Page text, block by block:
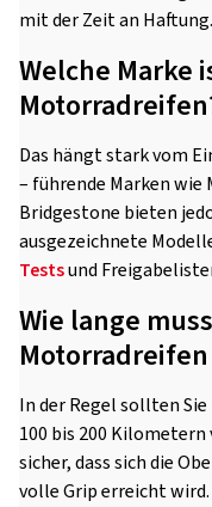
mit der Zeit an Haftung.
Welche Marke
Das hängt stark vom
– führende Marken
Bridgestone bieten
ausgezeichnete
Testsund
Wie lange
In der Regel sollten
100 bis 200
sicher, dass sich die
volle Grip erreicht wird.